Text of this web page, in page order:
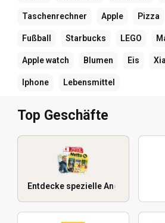
Taschenrechner Apple Pizza
Fußball Starbucks LEGO
Apple watch Blumen Eis
Iphone Lebensmittel
Top Geschäfte
Entdecke spezielle Angebote